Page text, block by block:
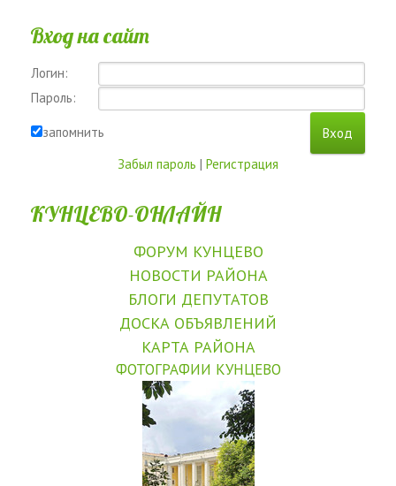
Вход на сайт
Логин:
Пароль:
запомнить
Забыл пароль | Регистрация
КУНЦЕВО-ОНЛАЙН
ФОРУМ КУНЦЕВО
НОВОСТИ РАЙОНА
БЛОГИ ДЕПУТАТОВ
ДОСКА ОБЪЯВЛЕНИЙ
КАРТА РАЙОНА
ФОТОГРАФИИ КУНЦЕВО